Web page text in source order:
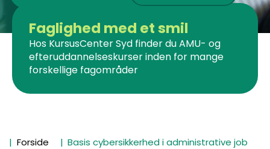
Faglighed med et smil
Hos KursusCenter Syd finder du AMU- og
efteruddannelseskurser inden for mange
forskellige fagområder
Forside Basis cybersikkerhed i administrative job